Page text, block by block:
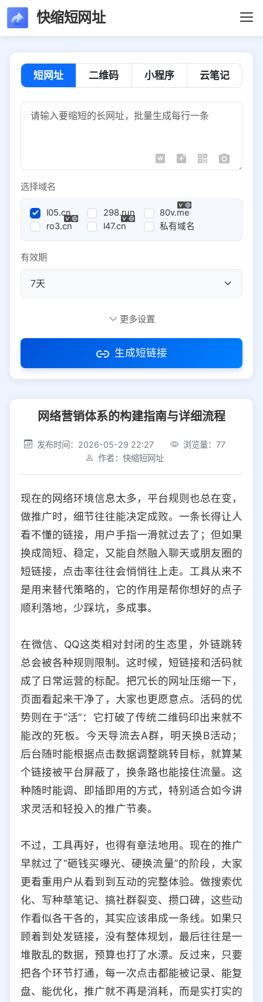
快缩短网址
短网址 二维码 小程序 云笔记
选择域名
l05.cn 298.run
80v.me
ro3.cn
l47.cn 私有域名
有效期
访问密码
社交平台 电商平台
选择防红平台类型，避免链接被拦截
iOS Android PC 其他
选择允许访问的平台类型
更多设置
生成短链接
网络营销体系的构建指南与详细流程
发布时间：2026-05-29 22:27
浏览量：77
作者：快缩短网址
现在的网络环境信息太多，平台规则也总在变，
做推广时，细节往往能决定成败。一条长得让人
看不懂的链接，用户手指一滑就过去了；但如果
换成简短、稳定，又能自然融入聊天或朋友圈的
短链接，点击率往往会悄悄往上走。工具从来不
是用来替代策略的，它的作用是帮你想好的点子
顺利落地，少踩坑，多成事。
在微信、QQ这类相对封闭的生态里，外链跳转
总会被各种规则限制。这时候，短链接和活码就
成了日常运营的标配。把冗长的网址压缩一下，
页面看起来干净了，大家也更愿意点。活码的优
势则在于“活”：它打破了传统二维码印出来就不
能改的死板。今天导流去A群，明天换B活动；
后台随时能根据点击数据调整跳转目标，就算某
个链接被平台屏蔽了，换条路也能接住流量。这
种随时能调、即插即用的方式，特别适合如今讲
求灵活和轻投入的推广节奏。
不过，工具再好，也得有章法地用。现在的推广
早就过了“砸钱买曝光、硬换流量”的阶段，大家
更看重用户从看到到互动的完整体验。做搜索优
化、写种草笔记、搞社群裂变、攒口碑，这些动
作看似各干各的，其实应该串成一条线。如果只
顾着到处发链接，没有整体规划，最后往往是一
堆散乱的数据，预算也打了水漂。反过来，只要
把各个环节打通，每一次点击都能被记录、能复
盘、能优化，推广就不再是消耗，而是实打实的